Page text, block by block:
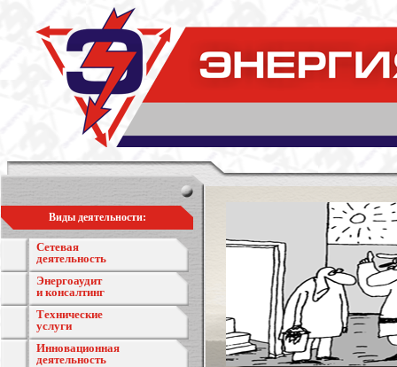
Виды деятельности:
Сетевая
деятельность
Энергоаудит
и консалтинг
Технические
услуги
Инновационная
деятельность